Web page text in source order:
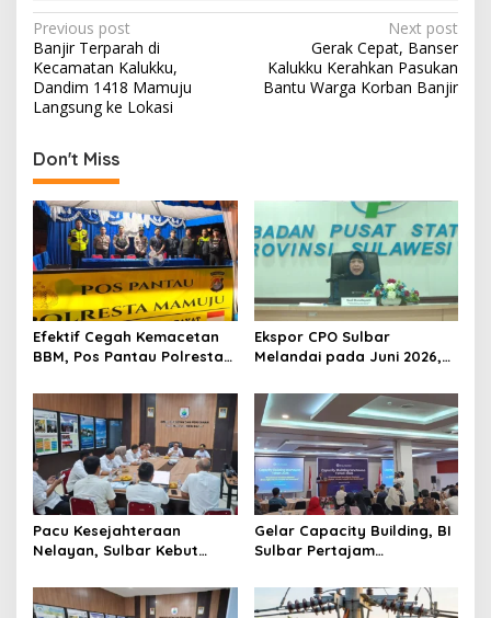
P
o
s
t
n
a
v
i
g
a
t
i
o
n
Previous post
Banjir Terparah di
Kecamatan Kalukku,
Dandim 1418 Mamuju
Langsung ke Lokasi
Next post
Gerak Cepat, Banser
Kalukku Kerahkan Pasukan
Bantu Warga Korban Banjir
Don't Miss
Efektif Cegah Kemacetan
BBM, Pos Pantau Polresta
SPBU Kali Mamuju
Ekspor CPO Sulbar
Melandai pada Juni 2026,
Justru Melonjak 149 Persen
Pacu Kesejahteraan
Nelayan, Sulbar Kebut
Merah Putih dan Bantuan
Kapal
Gelar Capacity Building, BI
Sulbar Pertajam